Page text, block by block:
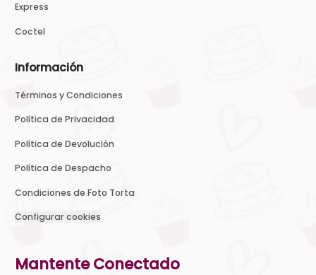
Express
Coctel
Información
Términos y Condiciones
Política de Privacidad
Política de Devolución
Política de Despacho
Condiciones de Foto Torta
Configurar cookies
Mantente Conectado